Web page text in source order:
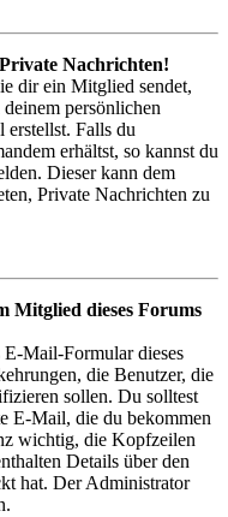
Nachrichten!
dir ein Mitglied sendet,
persönlichen
erstellst. Falls du
erhältst, so kannst du
Dieser kann dem
Private Nachrichten zu
Mitglied dieses Forums
E-Mail-Formular dieses
die Benutzer, die
sollen. Du solltest
E-Mail, die du bekommen
wichtig, die Kopfzeilen
Details über den
hat. Der Administrator